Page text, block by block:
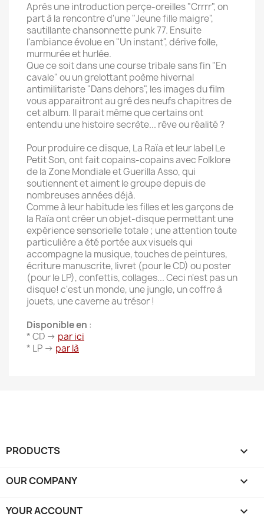
Après une introduction perçe-oreilles "Crrrr", on
part à la rencontre d'une "Jeune fille maigre",
sautillante chansonnette punk 77. Ensuite
l'ambiance évolue en "Un instant", dérive folle,
murmurée et hurlée.
Que ce soit dans une course tribale sans fin "En
cavale" ou un grelottant poème hivernal
antimilitariste "Dans dehors", les images du film
vous apparaitront au gré des neufs chapitres de
cet album. Il parait même que certains ont
entendu une histoire secrète... rêve ou réalité ?
Pour produire ce disque, La Raïa et leur label Le
Petit Son, ont fait copains-copains avec Folklore
de la Zone Mondiale et Guerilla Asso, qui
soutiennent et aiment le groupe depuis de
nombreuses années déjà.
Comme à leur habitude les filles et les garçons de
la Raïa ont créer un objet-disque permettant une
expérience sensorielle totale ; une attention toute
particulière a été portée aux visuels qui
accompagne la musique, touches de peintures,
écriture manuscrite, livret (pour le CD) ou poster
(pour le LP), confettis, collages... Ceci n'est pas un
disque! c'est un monde, une jungle, un coffre à
jouets, une caverne au trésor !
Disponible en :
* CD -> par ici
* LP -> par là
PRODUCTS 
OUR COMPANY 
YOUR ACCOUNT 